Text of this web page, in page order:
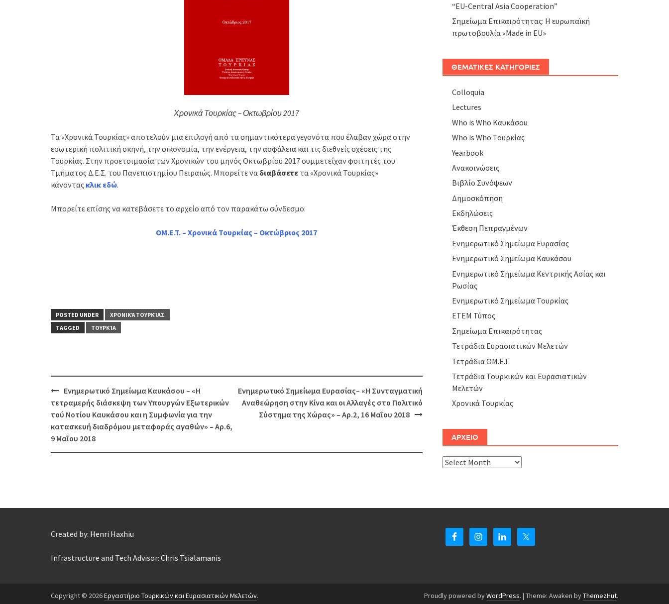
Χρονικά Τουρκίας – Οκτωβρίου 2017
Τα «Χρονικά Τουρκίας» αποτελούν μια επιλογή από τα σημαντικότερα γεγονότα που έλαβαν χώρα στην
εσωτερική πολιτική σκηνή, την οικονομία, την ενέργεια, την ασφάλεια και τις διεθνείς σχέσεις της
Τουρκίας. Στην προετοιμασία των Χρονικών του μηνός Οκτωβρίου 2017 συμμετείχαν φοιτητές του
Τμήματος Δ.Ε.Σ. του Πανεπιστημίου Πειραιώς. Μπορείτε να διαβάσετε τα «Χρονικά Τουρκίας»
κάνοντας κλικ εδώ.
Μπορείτε επίσης να κατεβάσετε το αρχείο από τον παρακάτω σύνδεσμο:
OM.E.T. – Χρονικά Τουρκίας – Οκτώβριος 2017
POSTED UNDER
ΧΡΟΝΙΚΆ ΤΟΥΡΚΊΑΣ
TAGGED
ΤΟΥΡΚΊΑ
Post
navigation
Ενημερωτικό Σημείωμα Καυκάσου – «Η
τετραμερής διάσκεψη των Υπουργών Εξωτερικών
τού Νοτίου Καυκάσου και η Συμφωνία για την
κατασκευή διαδρόμου μεταφοράς αγαθών» – Αρ.6,
9 Μαΐου 2018
Ενημερωτικό Σημείωμα Ευρασίας– «Η Συνταγματική
Αναθεώρηση στην Κίνα και οι Αλλαγές στο Πολιτικό
Σύστημα της Χώρας» – Αρ.2, 16 Μαΐου 2018
“EU-Central Asia Cooperation”
Σημείωμα Επικαιρότητας: Η ευρωπαϊκή
πρωτοβουλία «Made in EU»
ΘΕΜΑΤΙΚΕΣ ΚΑΤΗΓΟΡΙΕΣ
Colloquia
Lectures
Who is Who Καυκάσου
Who is Who Τουρκίας
Yearbook
Ανακοινώσεις
Βιβλίο Συνόψεων
Δημοσκόπηση
Εκδηλώσεις
Έκθεση Πεπραγμένων
Ενημερωτικό Σημείωμα Ευρασίας
Ενημερωτικό Σημείωμα Καυκάσου
Ενημερωτικό Σημείωμα Κεντρικής Ασίας και
Ρωσίας
Ενημερωτικό Σημείωμα Τουρκίας
ΕΤΕΜ Τύπος
Σημείωμα Επικαιρότητας
Τετράδια Ευρασιατικών Μελετών
Τετράδια ΟΜ.Ε.Τ.
Τετράδια Τουρκικών και Ευρασιατικών
Μελετών
Χρονικά Τουρκίας
ΑΡΧΕΙΟ
ΑΡΧΕΙΟ
Created by: Henri Haxhiu
Infrastructure and Tech Advisor: Chris Tsialamanis
Copyright © 2026Εργαστήριο Τουρκικών και Ευρασιατικών Μελετών. Proudly powered byWordPress. | Theme: Awaken byThemezHut.